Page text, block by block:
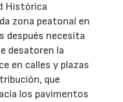
Histórica
zona peatonal en
después necesita
desatoren la
en calles y plazas
que
los pavimentos